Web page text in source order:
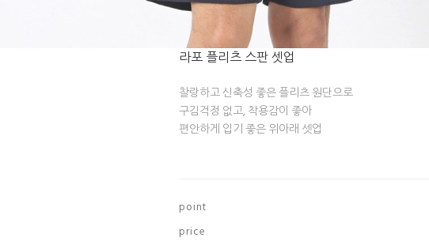
라포 플리츠 스판 셋업
찰랑하고 신축성 좋은 플리츠 원단으로
구김걱정 없고, 착용감이 좋아
편안하게 입기 좋은 위아래 셋업
p o i n t
p r i c e